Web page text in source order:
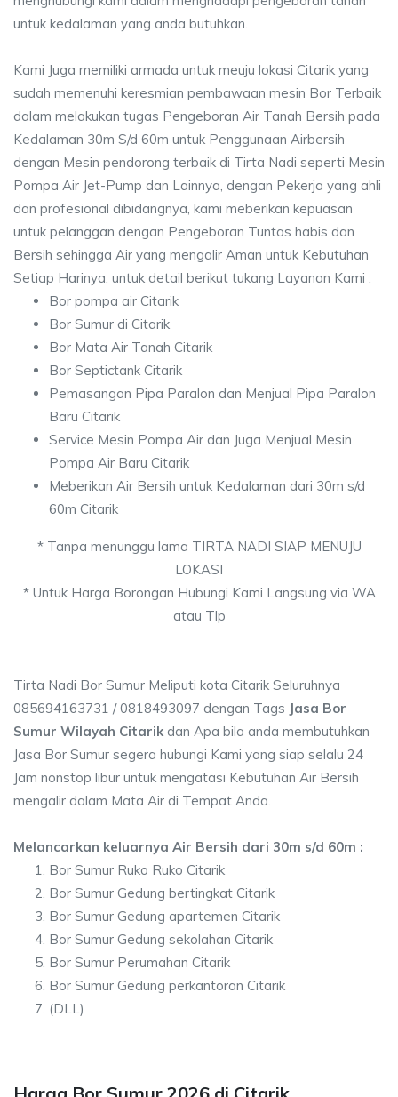
untuk kedalaman yang anda butuhkan.
Kami Juga memiliki armada untuk meuju lokasi Citarik yang
sudah memenuhi keresmian pembawaan mesin Bor Terbaik
dalam melakukan tugas Pengeboran Air Tanah Bersih pada
Kedalaman 30m S/d 60m untuk Penggunaan Airbersih
dengan Mesin pendorong terbaik di Tirta Nadi seperti Mesin
Pompa Air Jet-Pump dan Lainnya, dengan Pekerja yang ahli
dan profesional dibidangnya, kami meberikan kepuasan
untuk pelanggan dengan Pengeboran Tuntas habis dan
Bersih sehingga Air yang mengalir Aman untuk Kebutuhan
Setiap Harinya, untuk detail berikut tukang Layanan Kami :
Bor pompa air Citarik
Bor Sumur di Citarik
Bor Mata Air Tanah Citarik
Bor Septictank Citarik
Pemasangan Pipa Paralon dan Menjual Pipa Paralon
Baru Citarik
Service Mesin Pompa Air dan Juga Menjual Mesin
Pompa Air Baru Citarik
Meberikan Air Bersih untuk Kedalaman dari 30m s/d
60m Citarik
* Tanpa menunggu lama TIRTA NADI SIAP MENUJU
LOKASI
* Untuk Harga Borongan Hubungi Kami Langsung via WA
atau Tlp
Tirta Nadi Bor Sumur Meliputi kota Citarik Seluruhnya
085694163731 / 0818493097 dengan Tags Jasa Bor
Sumur Wilayah Citarik dan Apa bila anda membutuhkan
Jasa Bor Sumur segera hubungi Kami yang siap selalu 24
Jam nonstop libur untuk mengatasi Kebutuhan Air Bersih
mengalir dalam Mata Air di Tempat Anda.
Melancarkan keluarnya Air Bersih dari 30m s/d 60m :
Bor Sumur Ruko Ruko Citarik
Bor Sumur Gedung bertingkat Citarik
Bor Sumur Gedung apartemen Citarik
Bor Sumur Gedung sekolahan Citarik
Bor Sumur Perumahan Citarik
Bor Sumur Gedung perkantoran Citarik
(DLL)